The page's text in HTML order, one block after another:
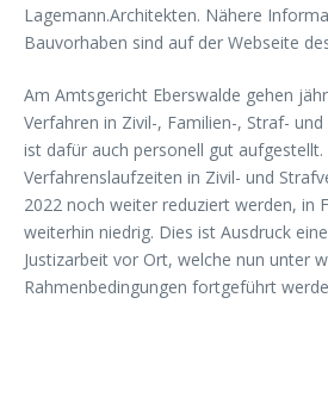
Lagemann.Architekten. Nähere
Bauvorhaben sind auf der Webseite
Am Amtsgericht Eberswalde gehen
Verfahren in Zivil-, Familien-, Straf-
ist dafür auch personell gut
Verfahrenslaufzeiten in Zivil- und
2022 noch weiter reduziert werden, in
weiterhin niedrig. Dies ist Ausdruck
Justizarbeit vor Ort, welche nun unter
Rahmenbedingungen fortgeführt